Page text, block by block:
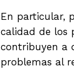
En particular,
calidad de los
contribuyen a
problemas al